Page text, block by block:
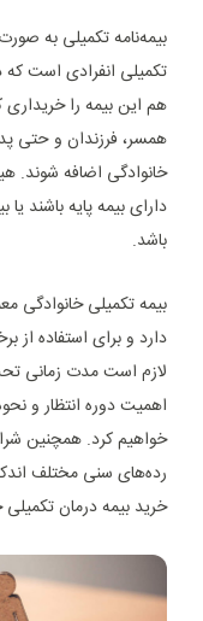
بیمه‌نامه تکمیلی به
تکمیلی انفرادی است
هم این بیمه را
همسر، فرزندان و حتی
خانوادگی اضافه شوند.
دارای بیمه پایه باشند
باشد.
بیمه تکمیلی خانوادگی
دارد و برای استفاده
لازم است مدت زمانی
اهمیت دوره انتظار و
خواهیم کرد. همچنین
رده‌های سنی مختلف
خرید بیمه درمان